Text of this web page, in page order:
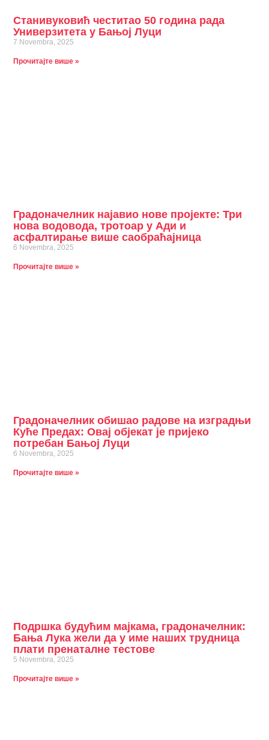
Станивуковић честитао 50 година рада
Универзитета у Бањој Луци
7 Novembra, 2025
Прочитајте више »
Градоначелник најавио нове пројекте: Три
нова водовода, тротоар у Ади и
асфалтирање више саобраћајница
6 Novembra, 2025
Прочитајте више »
Градоначелник обишао радове на изградњи
Куће Предах: Овај објекат је пријеко
потребан Бањој Луци
6 Novembra, 2025
Прочитајте више »
Подршка будућим мајкама, градоначелник:
Бања Лука жели да у име наших трудница
плати пренаталне тестове
5 Novembra, 2025
Прочитајте више »